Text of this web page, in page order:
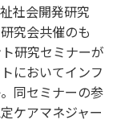
社会開発研究
究会共催のも
研究セミナーが
においてインフ
同セミナーの参
ケアマネジャー